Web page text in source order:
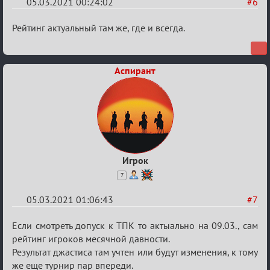
Re:
о
Рейтинг актуальный там же, где и всегда.
Аспирант
Игрок
7
#7
05.03.2021 01:06:43
Re:
Разговоры
о
Если смотреть допуск к ТПК то актыально на 09.03., сам
рейтинг игроков месячной давности.
Результат джастиса там учтен или будут изменения, к тому
же еще турнир пар впереди.